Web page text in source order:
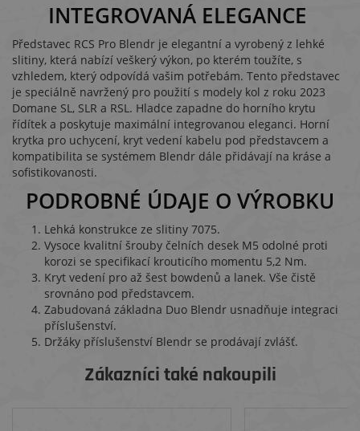
INTEGROVANÁ ELEGANCE
Představec RCS Pro Blendr je elegantní a vyrobený z lehké
slitiny, která nabízí veškerý výkon, po kterém toužíte, s
vzhledem, který odpovídá vašim potřebám. Tento představec
je speciálně navržený pro použití s modely kol z roku 2023
Domane SL, SLR a RSL. Hladce zapadne do horního krytu
řídítek a poskytuje maximální integrovanou eleganci. Horní
krytka pro uchycení, kryt vedení kabelu pod představcem a
kompatibilita se systémem Blendr dále přidávají na kráse a
sofistikovanosti.
PODROBNÉ ÚDAJE O VÝROBKU
Lehká konstrukce ze slitiny 7075.
Vysoce kvalitní šrouby čelních desek M5 odolné proti
korozi se specifikací krouticího momentu 5,2 Nm.
Kryt vedení pro až šest bowdenů a lanek. Vše čistě
srovnáno pod představcem.
Zabudovaná základna Duo Blendr usnadňuje integraci
příslušenství.
Držáky příslušenství Blendr se prodávají zvlášť.
Zákazníci také nakoupili